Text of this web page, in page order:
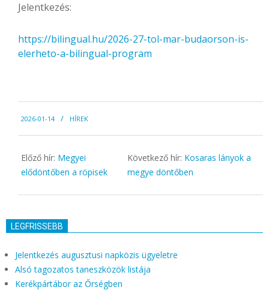
Jelentkezés:
https://bilingual.hu/2026-27-tol-mar-budaorson-is-
elerheto-a-bilingual-program
01-
14
2026-01-14 HÍREK
Előző hír: Megyei
elődöntőben a röpisek
Következő hír: Kosaras lányok a
megye döntőben
LEGFRISSEBB
Jelentkezés augusztusi napközis ügyeletre
Alsó tagozatos taneszközök listája
Kerékpártábor az Őrségben